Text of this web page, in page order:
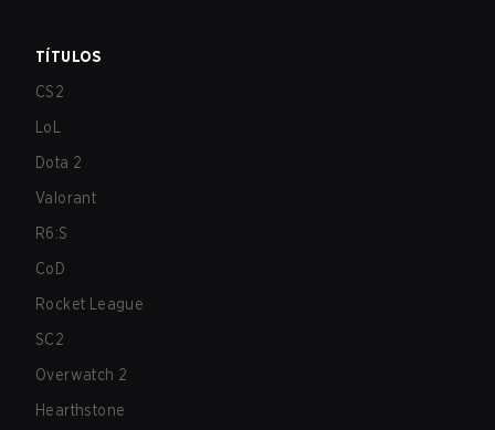
TÍTULOS
CS2
LoL
Dota 2
Valorant
R6:S
CoD
Rocket League
SC2
Overwatch 2
Hearthstone